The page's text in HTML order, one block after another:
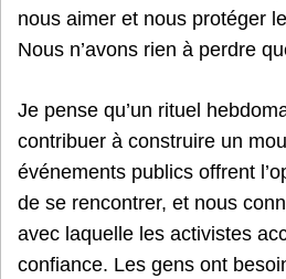
nous aimer et nous protéger
Nous n’avons rien à perdre
Je pense qu’un rituel
contribuer à construire un
événements publics offrent
de se rencontrer, et nous
avec laquelle les activistes
confiance. Les gens ont